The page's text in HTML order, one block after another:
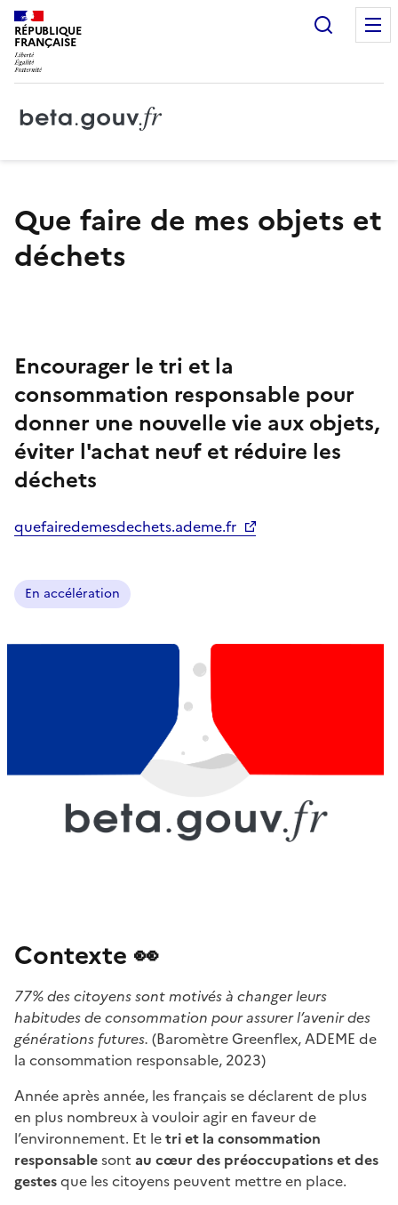
RÉPUBLIQUE
FRANÇAISE
Que faire de mes objets et
déchets
Encourager le tri et la
consommation responsable pour
donner une nouvelle vie aux objets,
éviter l'achat neuf et réduire les
déchets
quefairedemesdechets.ademe.fr
En accélération
Contexte 👀
77% des citoyens sont motivés à changer leurs
habitudes de consommation pour assurer l’avenir des
générations futures. (Baromètre Greenflex, ADEME de
la consommation responsable, 2023)
Année après année, les français se déclarent de plus
en plus nombreux à vouloir agir en faveur de
l’environnement. Et letri et la consommation
responsablesont au cœur des préoccupationset des
gestesque les citoyens peuvent mettre en place.